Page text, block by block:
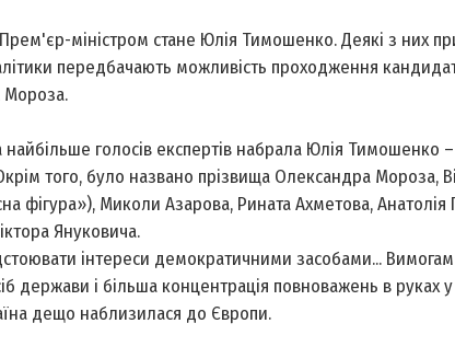
міністром стане Юлія Тимошенко. Деякі з них
передбачають можливість проходження
Мороза.
голосів експертів набрала Юлія Тимошенко
того, було названо прізвища Олександра Мороза,
фігура»), Миколи Азарова, Рината Ахметова, Анатолія
Януковича.
інтереси демократичними засобами...
держави і більша концентрація повноважень в руках у
дещо наблизилася до Європи.